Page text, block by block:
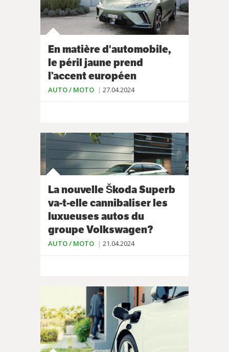
En matière d'automobile,
le péril jaune prend
l’accent européen
AUTO / MOTO 27.04.2024
La nouvelle Škoda Superb
va-t-elle cannibaliser les
luxueuses autos du
groupe Volkswagen?
AUTO / MOTO 21.04.2024